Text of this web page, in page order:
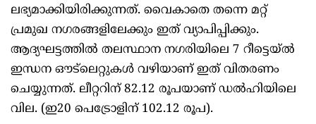
ലഭ്യമാക്കിയിരിക്കുന്നത്. വൈകാതെ തന്നെ മറ്റ്
പ്രമുഖ നഗരങ്ങളിലേക്കും ഇത് വ്യാപിപ്പിക്കും.
ആദ്യഘട്ടത്തിൽ തലസ്ഥാന നഗരിയിലെ 7 റീട്ടെയ്ൽ
ഇന്ധന ഔട്‌ലെറ്റുകൾ വഴിയാണ് ഇത് വിതരണം
ചെയ്യുന്നത്. ലീറ്ററിന് 82.12 രൂപയാണ് ഡൽഹിയിലെ
വില. (ഇ20 പെട്രോളിന് 102.12 രൂപ).